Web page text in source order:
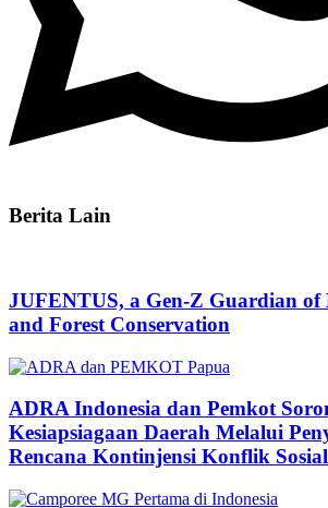
Berita Lain
JUFENTUS, a Gen-Z Guardian of
and Forest Conservation
ADRA Indonesia dan Pemkot
Kesiapsiagaan Daerah Melalui
Rencana Kontinjensi Konflik Sosial